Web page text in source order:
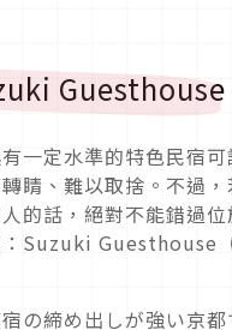
Guesthouse
一定水準的特色民宿
睛、難以取捨。不過
的話，絕對不能錯過
Suzuki Guesthouse
の締め出しが強い京